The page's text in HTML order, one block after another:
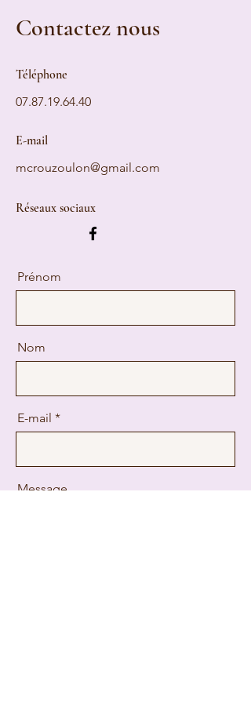
Contactez nous
Téléphone
07.87.19.64.40
E-mail
mcrouzoulon@gmail.com
Réseaux sociaux
Prénom
Nom
E-mail
Message